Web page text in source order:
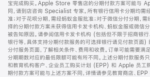
宝完成购买。Apple Store 零售店的分期付款方案可能与
同，请到店咨询 Specialist 专家。所有银行信用卡分期均需
准；对于花呗分期，需经蚂蚁金服批准；对于微信分付分期，
择的分期付款方案未获得信用卡发卡机构、蚂蚁金服或微信
被告知原因。请参阅信用卡发卡机构 (包括但不限于招商银行
银行等，具体支持分期付款服务的可选择银行请见付款页面)
分付服务页面，了解相关条件、费用和收费。订单可能需要满
分期期数对应的最低限额可能有所不同。上述分期付款服务
和教育机构客户、企业员工购买计划 (EPP) 和 Apple 员工
期付款方案可能与上述方案不同，详情请参见教育商店、EPP